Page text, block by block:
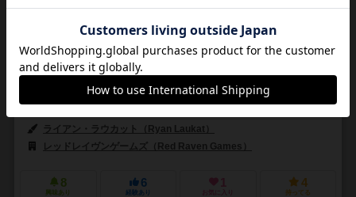
作品説明文の編集者を募集中
ライアン・ラウカット（Ryan Laukat）
レッドレイヴンゲームズ（Red Raven Games）
8
興味あり
6
経験あり
1
お気に入り
4
持ってる